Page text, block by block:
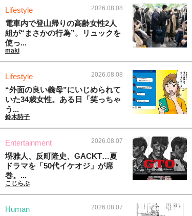
Lifestyle 2026.08.08
電車内で登山帰りの高齢女性2人
組が“まさかの行為”。リュックを
使っ...
maki
Lifestyle 2026.08.08
“外面の良い義母”にいじめられて
いた34歳女性。ある日「笑っちゃ
う...
鈴木詩子
Entertainment 2026.08.07
堺雅人、反町隆史、GACKT…夏
ドラマを「50代イケオジ」が席
巻。...
こじらぶ
Human 2026.08.07